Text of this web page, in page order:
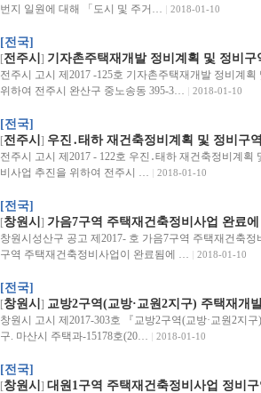
번지 일원에 대해 「도시 및 주거…
2018-01-10
[전국]
[전주시 ] 기자촌주택재개발 정비계획 및 정비구
전주시 고시 제2017 -125호 기자촌주택재개발 정비계
위하여 전주시 완산구 중노송동 395-3…
2018-01-10
[전국]
[전주시 ] 우진․태하 재건축정비계획 및 정비구
전주시 고시 제2017 - 122호 우진․태하 재건축정비계
비사업 추진을 위하여 전주시 …
2018-01-10
[전국]
[창원시 ] 가음7구역 주택재건축정비사업 완료
창원시성산구 공고 제2017- 호 가음7구역 주택재건축
구역 주택재건축정비사업이 완료됨에 …
2018-01-10
[전국]
[창원시 ] 교방2구역(교방·교원2지구) 주택재개
창원시 고시 제2017-303호 『교방2구역(교방·교원2지
구. 마산시 주택과-15178호(20…
2018-01-10
[전국]
[창원시 ] 대원1구역 주택재건축정비사업 정비